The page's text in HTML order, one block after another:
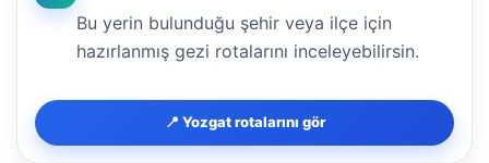
Bu yerin bulunduğu şehir veya ilçe için
hazırlanmış gezi rotalarını inceleyebilirsin.
📍 Yozgat rotalarını gör